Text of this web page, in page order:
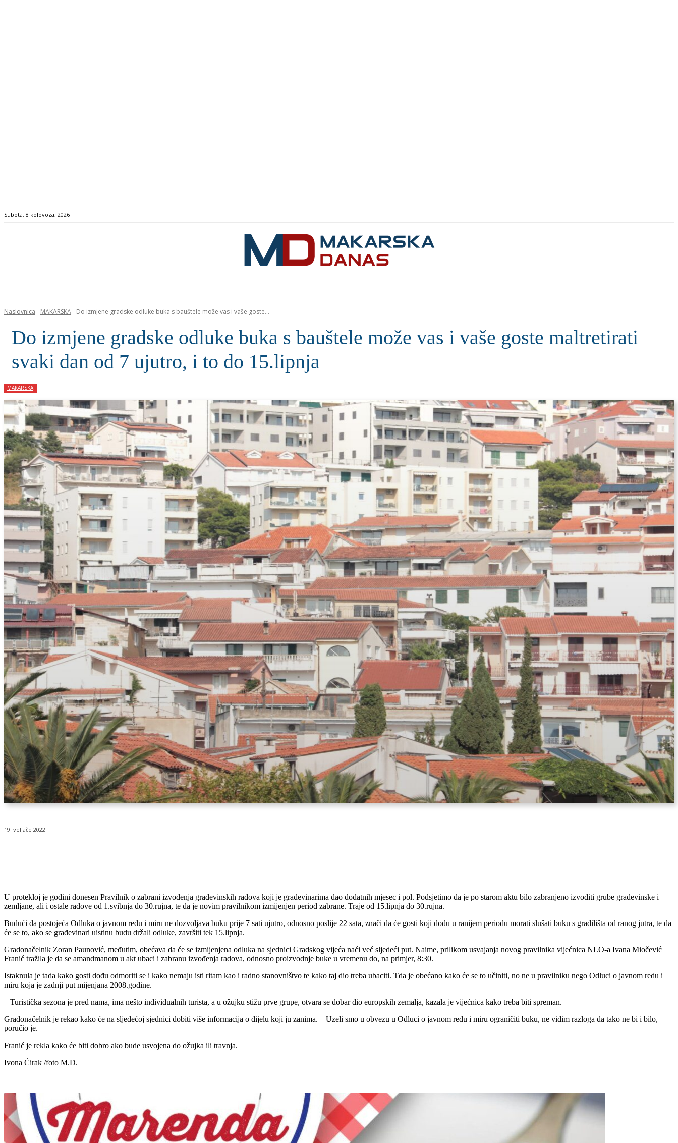
Subota, 8 kolovoza, 2026
Naslovnica MAKARSKA Do izmjene gradske odluke buka s bauštele može vas i vaše goste...
Do izmjene gradske odluke buka s bauštele može vas i vaše goste maltretirati
svaki dan od 7 ujutro, i to do 15.lipnja
MAKARSKA
19. veljače 2022.
U protekloj je godini donesen Pravilnik o zabrani izvođenja građevinskih radova koji je građevinarima dao dodatnih mjesec i pol. Podsjetimo da je po starom aktu bilo zabranjeno izvoditi grube građevinske i
zemljane, ali i ostale radove od 1.svibnja do 30.rujna, te da je novim pravilnikom izmijenjen period zabrane. Traje od 15.lipnja do 30.rujna.
Budući da postojeća Odluka o javnom redu i miru ne dozvoljava buku prije 7 sati ujutro, odnosno poslije 22 sata, znači da će gosti koji dođu u ranijem periodu morati slušati buku s gradilišta od ranog jutra, te da
će se to, ako se građevinari uistinu budu držali odluke, završiti tek 15.lipnja.
Gradonačelnik Zoran Paunović, međutim, obećava da će se izmijenjena odluka na sjednici Gradskog vijeća naći već sljedeći put. Naime, prilikom usvajanja novog pravilnika vijećnica NLO-a Ivana Miočević
Franić tražila je da se amandmanom u akt ubaci i zabranu izvođenja radova, odnosno proizvodnje buke u vremenu do, na primjer, 8:30.
Istaknula je tada kako gosti dođu odmoriti se i kako nemaju isti ritam kao i radno stanovništvo te kako taj dio treba ubaciti. Tda je obećano kako će se to učiniti, no ne u pravilniku nego Odluci o javnom redu i
miru koja je zadnji put mijenjana 2008.godine.
– Turistička sezona je pred nama, ima nešto individualnih turista, a u ožujku stižu prve grupe, otvara se dobar dio europskih zemalja, kazala je vijećnica kako treba biti spreman.
Gradonačelnik je rekao kako će na sljedećoj sjednici dobiti više informacija o dijelu koji ju zanima. – Uzeli smo u obvezu u Odluci o javnom redu i miru ograničiti buku, ne vidim razloga da tako ne bi i bilo,
poručio je.
Franić je rekla kako će biti dobro ako bude usvojena do ožujka ili travnja.
Ivona Ćirak /foto M.D.